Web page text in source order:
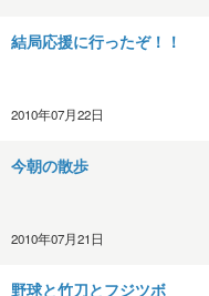
結局応援に行ったぞ！！
2010年07月22日
今朝の散歩
2010年07月21日
野球と竹刀とフジツボ